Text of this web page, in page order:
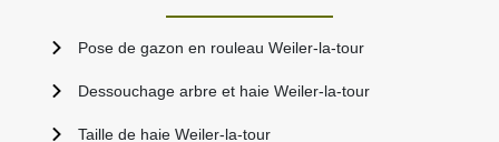
Pose de gazon en rouleau Weiler-la-tour
Dessouchage arbre et haie Weiler-la-tour
Taille de haie Weiler-la-tour